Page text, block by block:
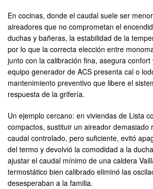
En cocinas, donde el caudal suele ser
aireadores que no comprometan el
duchas y bañeras, la estabilidad de la
por lo que la correcta elección entre
junto con la calibración fina, asegura confort
equipo generador de ACS presenta cal o
mantenimiento preventivo que libere el
respuesta de la grifería.
Un ejemplo cercano: en viviendas de Lista
compactos, sustituir un aireador demasiado
caudal controlado, pero suficiente, evitó
del termo y devolvió la comodidad a la
ajustar el caudal mínimo de una caldera
termostático bien calibrado eliminó las
desesperaban a la familia.